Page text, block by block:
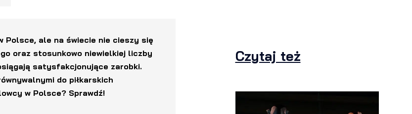
Polsce, ale na świecie nie cieszy się
oraz stosunkowo niewielkiej liczby
satysfakcjonujące zarobki.
do piłkarskich
w Polsce? Sprawdź!
Czytaj też